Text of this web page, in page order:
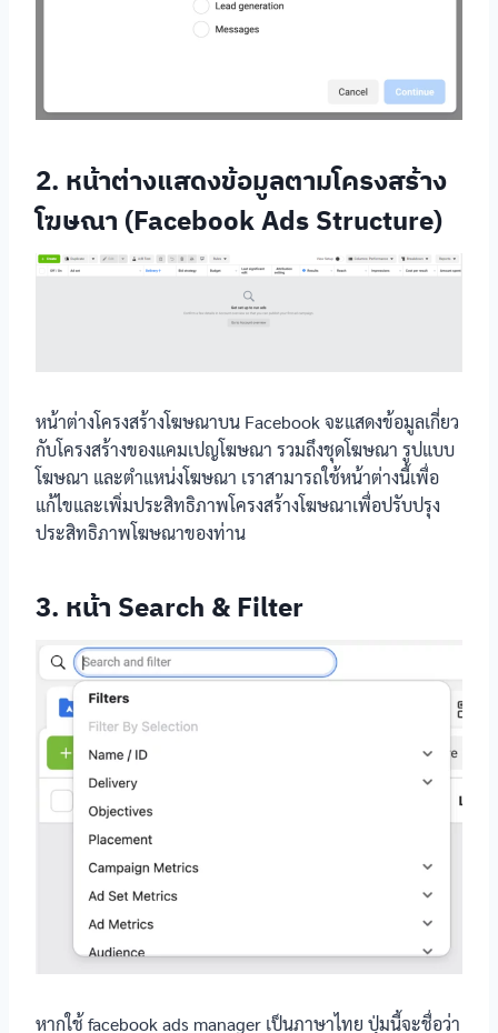
2. หน้าต่างแสดงข้อมูลตามโครงสร้าง
โฆษณา (Facebook Ads Structure)
หน้าต่างโครงสร้างโฆษณาบน Facebook จะแสดงข้อมูลเกี่ยว
กับโครงสร้างของแคมเปญโฆษณา รวมถึงชุดโฆษณา รูปแบบ
โฆษณา และตำแหน่งโฆษณา เราสามารถใช้หน้าต่างนี้เพื่อ
แก้ไขและเพิ่มประสิทธิภาพโครงสร้างโฆษณาเพื่อปรับปรุง
ประสิทธิภาพโฆษณาของท่าน
3. หน้า Search & Filter
หากใช้ facebook ads manager เป็นภาษาไทย ปุ่มนี้จะชื่อว่า